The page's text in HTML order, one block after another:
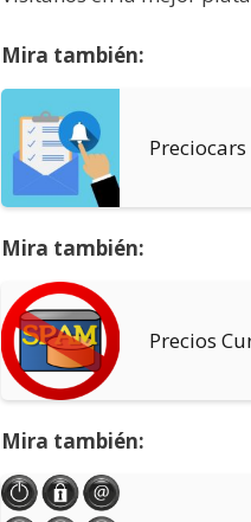
Mira también:
Preciocars
Mira también:
Precios
Mira también: